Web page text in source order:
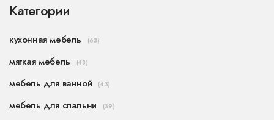
Категории
кухонная мебель (63)
мягкая мебель (48)
мебель для ванной (43)
мебель для спальни (39)